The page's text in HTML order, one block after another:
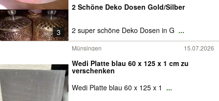
3
2 Schöne Deko Dosen Gold/Silber
2 super schöne Deko Dosen in G ...
Münsingen 15.07.2026
Wedi Platte blau 60 x 125 x 1 cm zu
verschenken
Wedi Platte blau 60 x 125 x 1 ...